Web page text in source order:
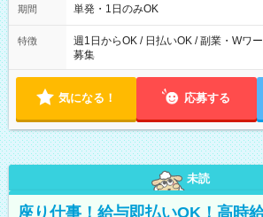
期間 単発・1日のみOK
特徴
週1日からOK / 日払いOK / 副業・Wワ
募集
気になる！ 応募する
未読
座り仕事！給与即払いOK！高時